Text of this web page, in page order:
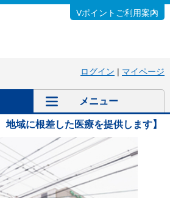
Vポイントご利用案内
ログイン | マイページ
メニュー
地域に根差した医療を提供します】